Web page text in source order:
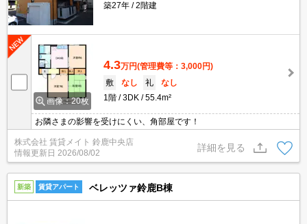
築27年
2階建
画像：20枚
4.3万円(管理費等：3,000円)
敷
なし 礼
なし
1階
3DK 55.4m²
お隣さまの影響を受けにくい、角部屋です！
株式会社 賃貸メイト 鈴鹿中央店
情報更新日 2026/08/02
詳細を見る
新築 賃貸アパート ベレッツァ鈴鹿B棟